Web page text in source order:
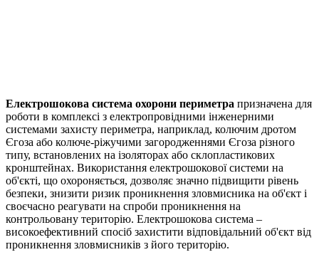
Електрошокова система охорони периметра призначена для
роботи в комплексі з електропровідними інженерними
системами захисту периметра, наприклад, колючим дротом
Єгоза або колюче-ріжучими загородженнями Єгоза різного
типу, встановлених на ізоляторах або склопластикових
кронштейнах. Використання електрошокової системи на
об'єкті, що охороняється, дозволяє значно підвищити рівень
безпеки, знизити ризик проникнення зловмисника на об'єкт і
своєчасно реагувати на спроби проникнення на
контрольовану територію. Електрошокова система –
високоефективний спосіб захистити відповідальний об'єкт від
проникнення зловмисників з його територію.